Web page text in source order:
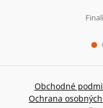
Obchodné
Ochrana